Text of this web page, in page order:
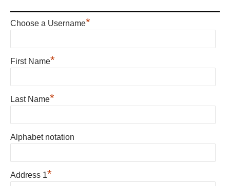
Choose a Username*
First Name*
Last Name*
Alphabet notation
Address 1*